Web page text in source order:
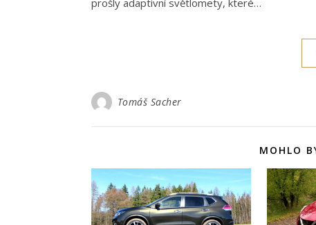
Tomáš Sacher
MOHLO